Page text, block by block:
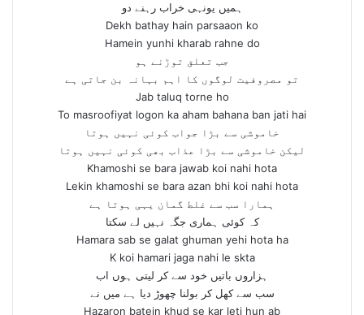
ہمیں یونہی خراب رہنے دو
Dekh bathay hain parsaaon ko
Hamein yunhi kharab rahne do
جب تعلق توڑنے ہو
تو مصروفیت لوگوں کا اہم بہانہ بن جاتی ہے
Jab taluq torne ho
To masroofiyat logon ka aham bahana ban jati hai
خاموشی سے بڑا جواب کوئی نہیں ہوتا
لیکن خاموشی سے بڑا عذاب بھی کوئی نہیں ہوتا
Khamoshi se bara jawab koi nahi hota
Lekin khamoshi se bara azan bhi koi nahi hota
ہمارا سب سے غلط گمان یہی ہوتا ہے
کہ کوئی ہماری جگہ نہیں لے سکتا
Hamara sab se galat ghuman yehi hota ha
K koi hamari jaga nahi le skta
ہزاروں باتیں خود سے کر لیتی ہوں اب
سب سے کھل کر بولنا چھوڑ دیا ہے میں نے
Hazaron batein khud se kar leti hun ab